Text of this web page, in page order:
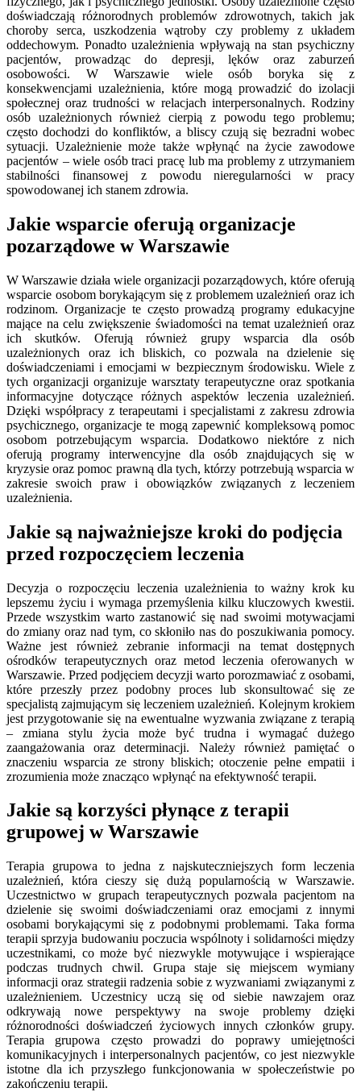
doświadczają różnorodnych problemów zdrowotnych, takich jak
choroby serca, uszkodzenia wątroby czy problemy z układem
oddechowym. Ponadto uzależnienia wpływają na stan psychiczny
pacjentów, prowadząc do depresji, lęków oraz zaburzeń
osobowości. W Warszawie wiele osób boryka się z
konsekwencjami uzależnienia, które mogą prowadzić do izolacji
społecznej oraz trudności w relacjach interpersonalnych. Rodziny
osób uzależnionych również cierpią z powodu tego problemu;
często dochodzi do konfliktów, a bliscy czują się bezradni wobec
sytuacji. Uzależnienie może także wpłynąć na życie zawodowe
pacjentów – wiele osób traci pracę lub ma problemy z utrzymaniem
stabilności finansowej z powodu nieregularności w pracy
spowodowanej ich stanem zdrowia.
Jakie wsparcie oferują organizacje
pozarządowe w Warszawie
W Warszawie działa wiele organizacji pozarządowych, które oferują
wsparcie osobom borykającym się z problemem uzależnień oraz ich
rodzinom. Organizacje te często prowadzą programy edukacyjne
mające na celu zwiększenie świadomości na temat uzależnień oraz
ich skutków. Oferują również grupy wsparcia dla osób
uzależnionych oraz ich bliskich, co pozwala na dzielenie się
doświadczeniami i emocjami w bezpiecznym środowisku. Wiele z
tych organizacji organizuje warsztaty terapeutyczne oraz spotkania
informacyjne dotyczące różnych aspektów leczenia uzależnień.
Dzięki współpracy z terapeutami i specjalistami z zakresu zdrowia
psychicznego, organizacje te mogą zapewnić kompleksową pomoc
osobom potrzebującym wsparcia. Dodatkowo niektóre z nich
oferują programy interwencyjne dla osób znajdujących się w
kryzysie oraz pomoc prawną dla tych, którzy potrzebują wsparcia w
zakresie swoich praw i obowiązków związanych z leczeniem
uzależnienia.
Jakie są najważniejsze kroki do podjęcia
przed rozpoczęciem leczenia
Decyzja o rozpoczęciu leczenia uzależnienia to ważny krok ku
lepszemu życiu i wymaga przemyślenia kilku kluczowych kwestii.
Przede wszystkim warto zastanowić się nad swoimi motywacjami
do zmiany oraz nad tym, co skłoniło nas do poszukiwania pomocy.
Ważne jest również zebranie informacji na temat dostępnych
ośrodków terapeutycznych oraz metod leczenia oferowanych w
Warszawie. Przed podjęciem decyzji warto porozmawiać z osobami,
które przeszły przez podobny proces lub skonsultować się ze
specjalistą zajmującym się leczeniem uzależnień. Kolejnym krokiem
jest przygotowanie się na ewentualne wyzwania związane z terapią
– zmiana stylu życia może być trudna i wymagać dużego
zaangażowania oraz determinacji. Należy również pamiętać o
znaczeniu wsparcia ze strony bliskich; otoczenie pełne empatii i
zrozumienia może znacząco wpłynąć na efektywność terapii.
Jakie są korzyści płynące z terapii
grupowej w Warszawie
Terapia grupowa to jedna z najskuteczniejszych form leczenia
uzależnień, która cieszy się dużą popularnością w Warszawie.
Uczestnictwo w grupach terapeutycznych pozwala pacjentom na
dzielenie się swoimi doświadczeniami oraz emocjami z innymi
osobami borykającymi się z podobnymi problemami. Taka forma
terapii sprzyja budowaniu poczucia wspólnoty i solidarności między
uczestnikami, co może być niezwykle motywujące i wspierające
podczas trudnych chwil. Grupa staje się miejscem wymiany
informacji oraz strategii radzenia sobie z wyzwaniami związanymi z
uzależnieniem. Uczestnicy uczą się od siebie nawzajem oraz
odkrywają nowe perspektywy na swoje problemy dzięki
różnorodności doświadczeń życiowych innych członków grupy.
Terapia grupowa często prowadzi do poprawy umiejętności
komunikacyjnych i interpersonalnych pacjentów, co jest niezwykle
istotne dla ich przyszłego funkcjonowania w społeczeństwie po
zakończeniu terapii.